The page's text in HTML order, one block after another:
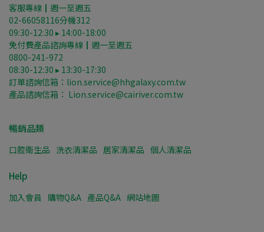
客服專線┃週一至週五
02-66058116分機312
09:30-12:30 ▸ 14:00-18:00
免付費產品諮詢專線┃週一至週五
0800-241-972
08:30-12:30 ▸ 13:30-17:30
訂單諮詢信箱：lion.service@hhgalaxy.com.tw
產品諮詢信箱： Lion.service@cairiver.com.tw
暢銷品類
口腔衛生品 洗衣清潔品 居家清潔品 個人清潔品
Help
加入會員 購物Q&A 產品Q&A 網站地圖